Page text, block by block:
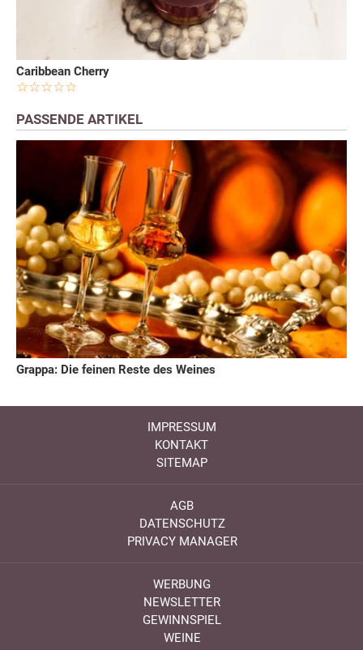
Caribbean Cherry
PASSENDE ARTIKEL
Grappa: Die feinen Reste des Weines
IMPRESSUM
KONTAKT
SITEMAP
AGB
DATENSCHUTZ
PRIVACY MANAGER
WERBUNG
NEWSLETTER
GEWINNSPIEL
WEINE